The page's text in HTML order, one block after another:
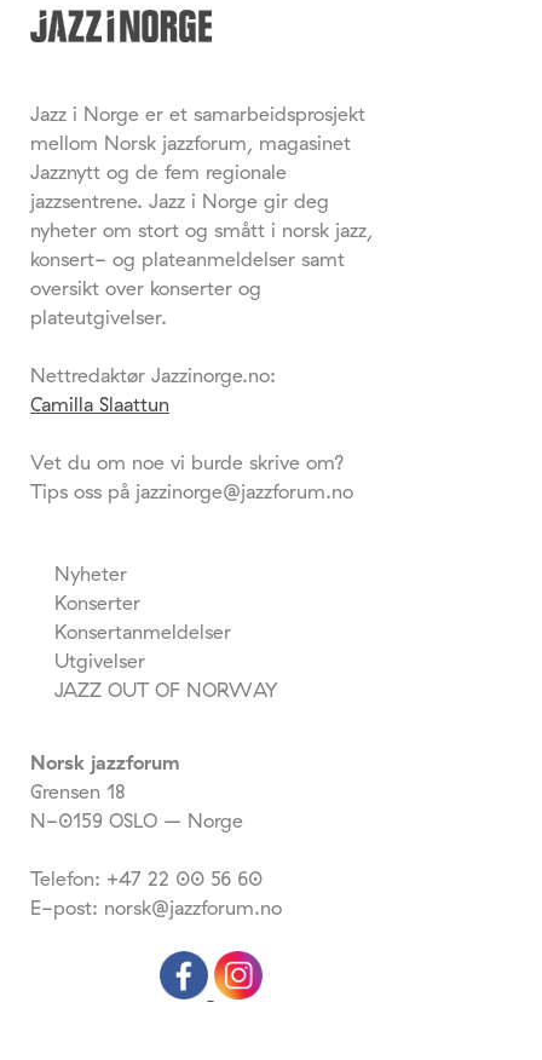
Jazz i Norge er et samarbeidsprosjekt
mellom Norsk jazzforum, magasinet
Jazznytt og de fem regionale
jazzsentrene. Jazz i Norge gir deg
nyheter om stort og smått i norsk jazz,
konsert- og plateanmeldelser samt
oversikt over konserter og
plateutgivelser.
Nettredaktør Jazzinorge.no:
Camilla Slaattun
Vet du om noe vi burde skrive om?
Tips oss på jazzinorge@jazzforum.no
Nyheter
Konserter
Konsertanmeldelser
Utgivelser
JAZZ OUT OF NORWAY
Norsk jazzforum
Grensen 18
N-0159 OSLO – Norge
Telefon: +47 22 00 56 60
E-post: norsk@jazzforum.no